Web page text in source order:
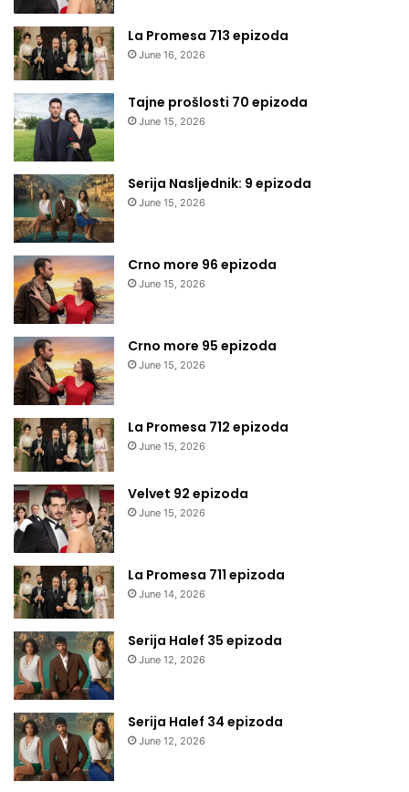
La Promesa 713 epizoda
June 16, 2026
Tajne prošlosti 70 epizoda
June 15, 2026
Serija Nasljednik: 9 epizoda
June 15, 2026
Crno more 96 epizoda
June 15, 2026
Crno more 95 epizoda
June 15, 2026
La Promesa 712 epizoda
June 15, 2026
Velvet 92 epizoda
June 15, 2026
La Promesa 711 epizoda
June 14, 2026
Serija Halef 35 epizoda
June 12, 2026
Serija Halef 34 epizoda
June 12, 2026